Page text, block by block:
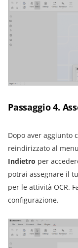
Passaggio 4.
Dopo aver aggiunto
reindirizzato al menu
Indietro per
potrai assegnare il
per le attività OCR.
configurazione.